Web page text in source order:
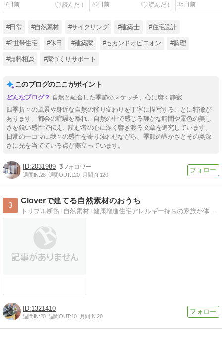
7日前 20日前 35日前
#日常 #自然素材 #サイクリング #建築士 #住宅設計
#2世帯住宅 #休日 #建築家 #セカンドオピニオン #監理
#無料相談 #家づくりサポート
このブログのここがポイント
自然と融合した季節のスケッチ、心に響く静寂
四季折々の風景や身近な自然の移り変わりを丁寧に描写することに特徴が
あります。都会の喧騒を離れ、自然の中で感じる静かな時間や景色の美し
さを鋭い感性で伝え、読む者の心に深く響き渡る文章を追究しています。
日常の一コマに我々の感性を寄り添わせながら、季節の豊かさとその奥深
さに光を当てている点が際立っています。
2031989 3
週間IN:28 週間OUT:120 月間IN:120
3
Cloverで建てる自然素材のおうち
トリプル断熱+自然素材+健康増進住宅アレルギー持ちの家族が体にやさしいおうちを建てるまでの記録を綴ります
1321410
週間IN:20 週間OUT:10 月間IN:20